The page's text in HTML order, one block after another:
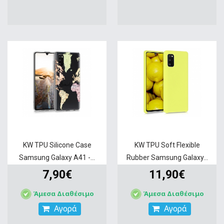
KW TPU Silicone Case
Samsung Galaxy A41 -...
7,90€
Άμεσα Διαθέσιμο
Αγορά
KW TPU Soft Flexible
Rubber Samsung Galaxy...
11,90€
Άμεσα Διαθέσιμο
Αγορά